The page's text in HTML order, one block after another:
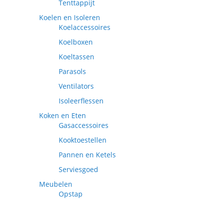
Tenttappijt
Koelen en Isoleren
Koelaccessoires
Koelboxen
Koeltassen
Parasols
Ventilators
Isoleerflessen
Koken en Eten
Gasaccessoires
Kooktoestellen
Pannen en Ketels
Serviesgoed
Meubelen
Opstap